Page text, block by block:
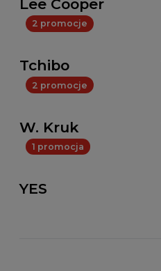
Lee Cooper
2 promocje
Tchibo
2 promocje
W. Kruk
1 promocja
YES